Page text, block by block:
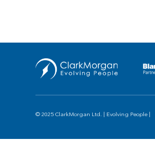
© 2025 ClarkMorgan Ltd. | Evolving People |